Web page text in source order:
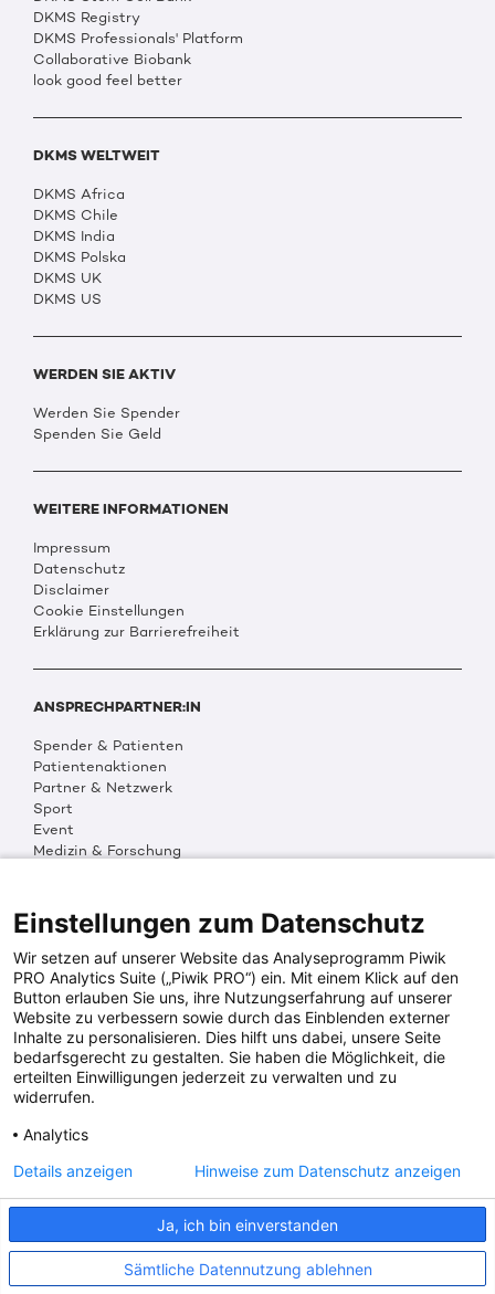
DKMS Registry
DKMS Professionals' Platform
Collaborative Biobank
look good feel better
DKMS WELTWEIT
DKMS Africa
DKMS Chile
DKMS India
DKMS Polska
DKMS UK
DKMS US
WERDEN SIE AKTIV
Werden Sie Spender
Spenden Sie Geld
WEITERE INFORMATIONEN
Impressum
Datenschutz
Disclaimer
Cookie Einstellungen
Erklärung zur Barrierefreiheit
ANSPRECHPARTNER:IN
Spender & Patienten
Patientenaktionen
Partner & Netzwerk
Sport
Event
Medizin & Forschung
Multimedia
Social Media
PRESSEINFOS
Fotos & Media
Digitale Pressemappen
Patientenaktionen
DKMS SPENDENKONTO
DKMS Donor Center gGmbH
IBAN: DE64641500200000255556
BIC: SOLADES1TUB
Einstellungen zum Datenschutz
Wir setzen auf unserer Website das Analyseprogramm Piwik
PRO Analytics Suite („Piwik PRO“) ein. Mit einem Klick auf den
Button erlauben Sie uns, ihre Nutzungserfahrung auf unserer
Website zu verbessern sowie durch das Einblenden externer
Inhalte zu personalisieren. Dies hilft uns dabei, unsere Seite
bedarfsgerecht zu gestalten. Sie haben die Möglichkeit, die
erteilten Einwilligungen jederzeit zu verwalten und zu
widerrufen.
Analytics
Ja, ich bin einverstanden
Sämtliche Datennutzung ablehnen
Details anzeigen Hinweise zum Datenschutz anzeigen